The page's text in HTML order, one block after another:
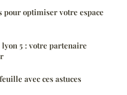
pour optimiser votre espace
5 : votre partenaire
avec ces astuces